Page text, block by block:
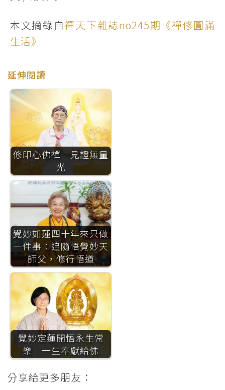
本文摘錄自禪天下雜誌no245期《禪修圓滿
生活》
延伸閱讀
修印心佛禪 見證無量
光
覺妙如蓮四十年來只做
一件事：追隨悟覺妙天
師父，修行悟道
覺妙定蓮開悟永生常
樂 一生奉獻給佛
分享給更多朋友：